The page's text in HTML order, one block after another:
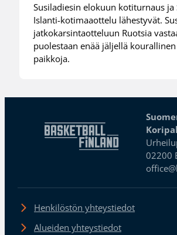
Susiladiesin elokuun kotiturnaus ja
Islanti-kotimaaottelu lähestyvät.
jatkokarsintaotteluun Ruotsia
puolestaan enää jäljellä
paikkoja.
02200
Henkilöstön yhteystiedot
Alueiden yhteystiedot